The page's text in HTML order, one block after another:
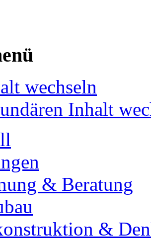
wechseln
Inhalt
& Beratung
&